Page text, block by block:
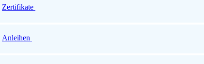
Zertifikate
Anleihen